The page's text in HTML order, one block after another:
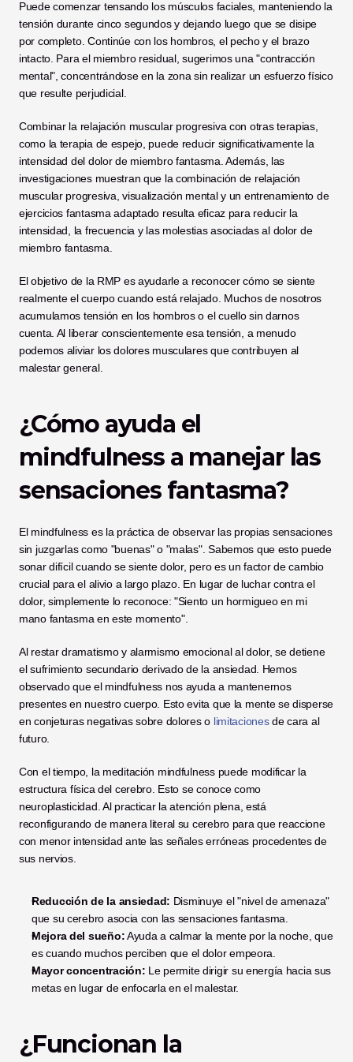
Puede comenzar tensando los músculos faciales, manteniendo la
tensión durante cinco segundos y dejando luego que se disipe
por completo. Continúe con los hombros, el pecho y el brazo
intacto. Para el miembro residual, sugerimos una "contracción
mental", concentrándose en la zona sin realizar un esfuerzo físico
que resulte perjudicial.
Combinar la relajación muscular progresiva con otras terapias,
como la terapia de espejo, puede reducir significativamente la
intensidad del dolor de miembro fantasma. Además, las
investigaciones muestran que la combinación de relajación
muscular progresiva, visualización mental y un entrenamiento de
ejercicios fantasma adaptado resulta eficaz para reducir la
intensidad, la frecuencia y las molestias asociadas al dolor de
miembro fantasma.
El objetivo de la RMP es ayudarle a reconocer cómo se siente
realmente el cuerpo cuando está relajado. Muchos de nosotros
acumulamos tensión en los hombros o el cuello sin darnos
cuenta. Al liberar conscientemente esa tensión, a menudo
podemos aliviar los dolores musculares que contribuyen al
malestar general.
¿Cómo ayuda el
mindfulness a manejar las
sensaciones fantasma?
El mindfulness es la práctica de observar las propias sensaciones
sin juzgarlas como "buenas" o "malas". Sabemos que esto puede
sonar difícil cuando se siente dolor, pero es un factor de cambio
crucial para el alivio a largo plazo. En lugar de luchar contra el
dolor, simplemente lo reconoce: "Siento un hormigueo en mi
mano fantasma en este momento".
Al restar dramatismo y alarmismo emocional al dolor, se detiene
el sufrimiento secundario derivado de la ansiedad. Hemos
observado que el mindfulness nos ayuda a mantenernos
presentes en nuestro cuerpo. Esto evita que la mente se disperse
en conjeturas negativas sobre dolores o limitaciones de cara al
futuro.
Con el tiempo, la meditación mindfulness puede modificar la
estructura física del cerebro. Esto se conoce como
neuroplasticidad. Al practicar la atención plena, está
reconfigurando de manera literal su cerebro para que reaccione
con menor intensidad ante las señales erróneas procedentes de
sus nervios.
Reducción de la ansiedad: Disminuye el "nivel de amenaza"
que su cerebro asocia con las sensaciones fantasma.
Mejora del sueño: Ayuda a calmar la mente por la noche, que
es cuando muchos perciben que el dolor empeora.
Mayor concentración: Le permite dirigir su energía hacia sus
metas en lugar de enfocarla en el malestar.
¿Funcionan la